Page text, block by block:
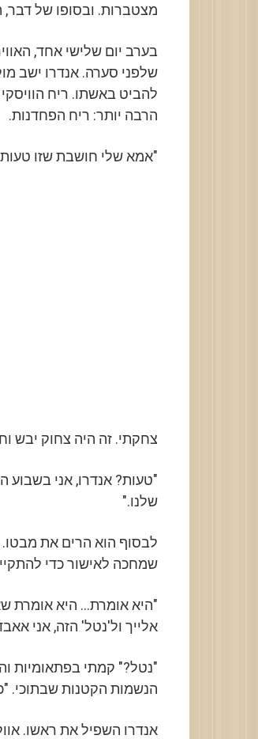
מצטברות. ובסופו של דבר,
בערב יום שלישי אחד,
שלפני סערה. אנדרו ישב
להביט באשתו. ריח
הרבה יותר: ריח הפחדנות.
"אמא שלי חושבת שזו
צחקתי. זה היה צחוק יבש
שלנו."
לבסוף הוא הרים את מבטו.
שמחכה לאישור כדי
"היא אומרת… היא אומרת
אלייך ול'נטל' הזה, אני
"נטל?" קמתי בפתאומיות
הנשמות הקטנות שבתוכי.
אנדרו השפיל את ראשו.